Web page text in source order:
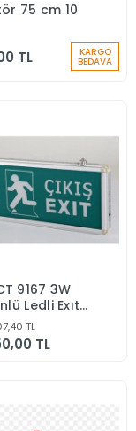
Sepete Ekle
75 cm 10
TL KARGO
BEDAVA
Sepete Ekle
9167 3W
Ledli Exıt
3
CT-9167-
TL
TL